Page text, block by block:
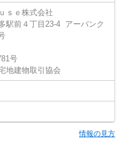
ｓｅ株式会社
駅前４丁目23-4 アーバンク
号
地建物取引協会
情報の見方